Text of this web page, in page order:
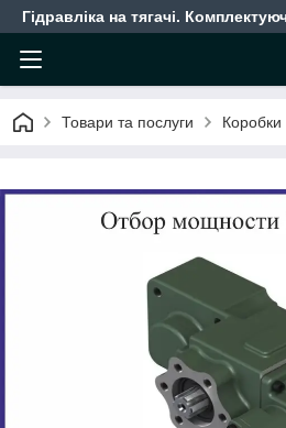
Гідравліка на тягачі.
Товари та послуги Коробки